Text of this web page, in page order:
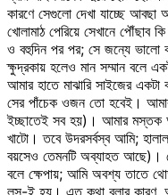
কারণে সেগুলো দেখা যাচ্ছে আবছা
খোলামাঠ পেরিয়ে সেখানে পৌঁছাব
ও বহুদিন পর পর; সে জন্যে ভালো
ক্ষুদ্রকায় হলেও মান সম্মান বলে
আমার হাতে মাঝারি সাইজের একটা
সের পাঁচেক ওজন তো হবেই।
ইচ্ছাতেই সব হয়)। আমার মস্তক
খাটো। তবে উদরসর্বস্ব আমি;
বয়সেও তেমনটি অব্যাহত আছে)।
বলে ক্ষেপায়; আমি অবশ্য তাতে
লস-ই হয়। এত কথা বলার কারণ,